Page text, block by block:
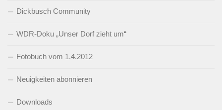
Dickbusch Community
WDR-Doku „Unser Dorf zieht um“
Fotobuch vom 1.4.2012
Neuigkeiten abonnieren
Downloads